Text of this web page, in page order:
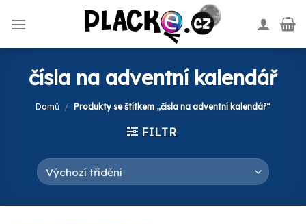
čísla na adventní kalendář
Domů / Produkty se štítkem „čísla na adventní kalendář“
FILTR